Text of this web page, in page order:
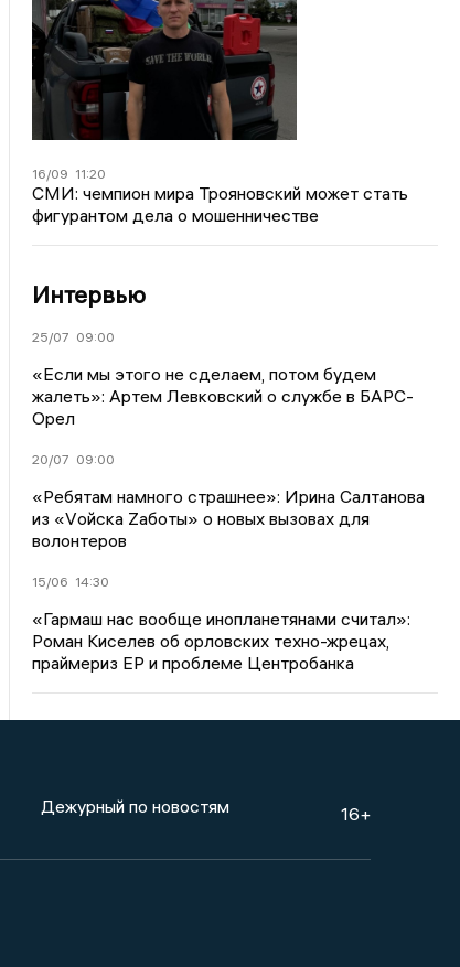
16/09 11:20
СМИ: чемпион мира Трояновский может стать
фигурантом дела о мошенничестве
Интервью
25/07 09:00
«Если мы этого не сделаем, потом будем
жалеть»: Артем Левковский о службе в БАРС-
Орел
20/07 09:00
«Ребятам намного страшнее»: Ирина Салтанова
из «Vойска Zаботы» о новых вызовах для
волонтеров
15/06 14:30
«Гармаш нас вообще инопланетянами считал»:
Роман Киселев об орловских техно-жрецах,
праймериз ЕР и проблеме Центробанка
Дежурный по новостям 16+